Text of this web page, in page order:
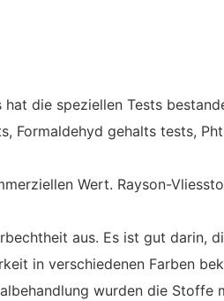
die speziellen Tests
gehalts tests,
Wert. Rayson-
aus. Es ist gut darin,
in verschiedenen Farben
wurden die